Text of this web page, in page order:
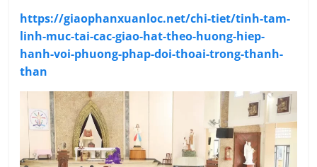
https://giaophanxuanloc.net/chi-tiet/tinh-tam-
linh-muc-tai-cac-giao-hat-theo-huong-hiep-
hanh-voi-phuong-phap-doi-thoai-trong-thanh-
than